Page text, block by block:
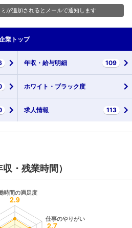
が追加されるとメールで通知します
業 トップ
年収・ 給与明細 109
ホワイト・ ブラック度
求人情報 113
・残業時間）